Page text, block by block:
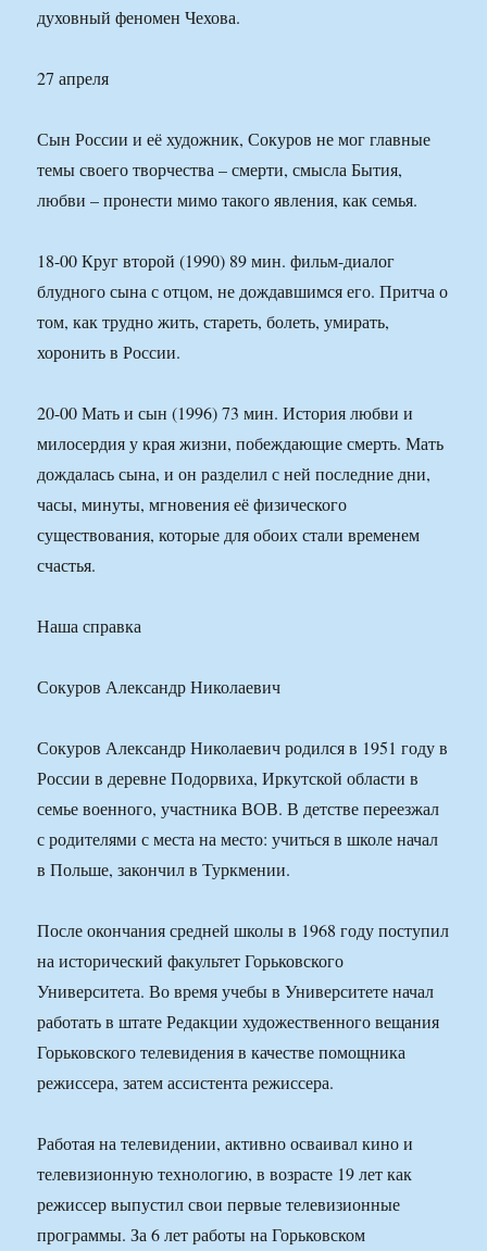
духовный феномен Чехова.
27 апреля
Сын России и её художник, Сокуров не мог главные
темы своего творчества – смерти, смысла Бытия,
любви – пронести мимо такого явления, как семья.
18-00 Круг второй (1990) 89 мин. фильм-диалог
блудного сына с отцом, не дождавшимся его. Притча о
том, как трудно жить, стареть, болеть, умирать,
хоронить в России.
20-00 Мать и сын (1996) 73 мин. История любви и
милосердия у края жизни, побеждающие смерть. Мать
дождалась сына, и он разделил с ней последние дни,
часы, минуты, мгновения её физического
существования, которые для обоих стали временем
счастья.
Наша справка
Сокуров Александр Николаевич
Сокуров Александр Николаевич родился в 1951 году в
России в деревне Подорвиха, Иркутской области в
семье военного, участника ВОВ. В детстве переезжал
с родителями с места на место: учиться в школе начал
в Польше, закончил в Туркмении.
После окончания средней школы в 1968 году поступил
на исторический факультет Горьковского
Университета. Во время учебы в Университете начал
работать в штате Редакции художественного вещания
Горьковского телевидения в качестве помощника
режиссера, затем ассистента режиссера.
Работая на телевидении, активно осваивал кино и
телевизионную технологию, в возрасте 19 лет как
режиссер выпустил свои первые телевизионные
программы. За 6 лет работы на Горьковском